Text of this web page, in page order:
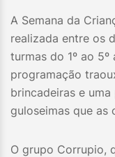
A Semana da
realizada entre os
turmas do 1º ao 5º
programação
brincadeiras e
guloseimas que as
O grupo Corrupio,